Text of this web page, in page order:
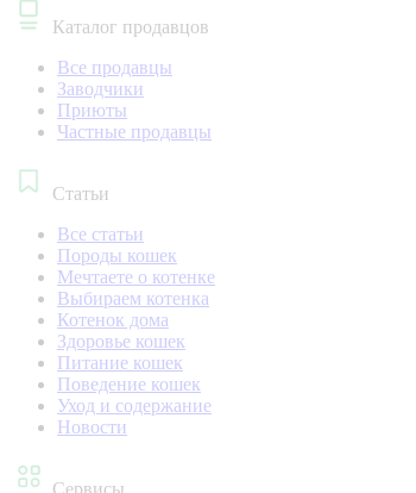
Каталог продавцов
Все продавцы
Заводчики
Приюты
Частные продавцы
Статьи
Все статьи
Породы кошек
Мечтаете о котенке
Выбираем котенка
Котенок дома
Здоровье кошек
Питание кошек
Поведение кошек
Уход и содержание
Новости
Сервисы